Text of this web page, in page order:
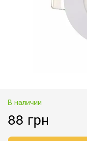
В наличии
88 грн